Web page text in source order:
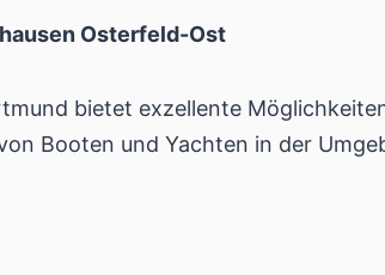
Osterfeld-Ost
bietet exzellente
Booten und Yachten in der